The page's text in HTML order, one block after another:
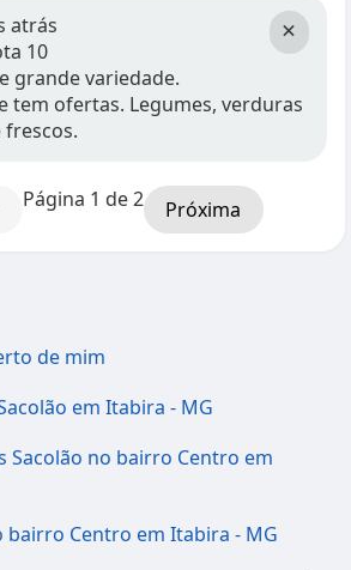
×
atrás
10
grande variedade.
tem ofertas. Legumes, verduras
Página 1 de 2 Próxima
de mim
em Itabira - MG
Sacolão no bairro Centro em
bairro Centro em Itabira - MG